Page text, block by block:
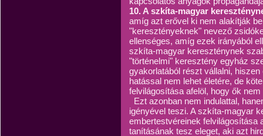
10. A szkíta-magyar
amíg azt erővel ki nem alakítják
"keresztényeknek" nevező
ellenséges, amíg ezek irányából
szkíta-magyar kereszténynek
"történelmi" keresztény egyház
gyakorlatából részt vállalni,
hatással nem lehet életére, de
felvilágosítása afelöl, hogy ők
Ezt azonban nem indulattal,
igényével teszi. A szkíta-magyar
embertestvéreinek felvilágosítása
tanításának tesz eleget, aki azt